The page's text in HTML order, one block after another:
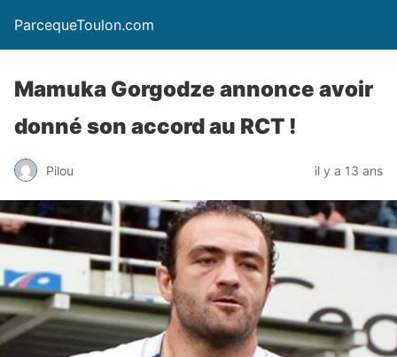
ParcequeToulon.com
Mamuka Gorgodze annonce avoir
donné son accord au RCT !
Pilou il y a 13 ans